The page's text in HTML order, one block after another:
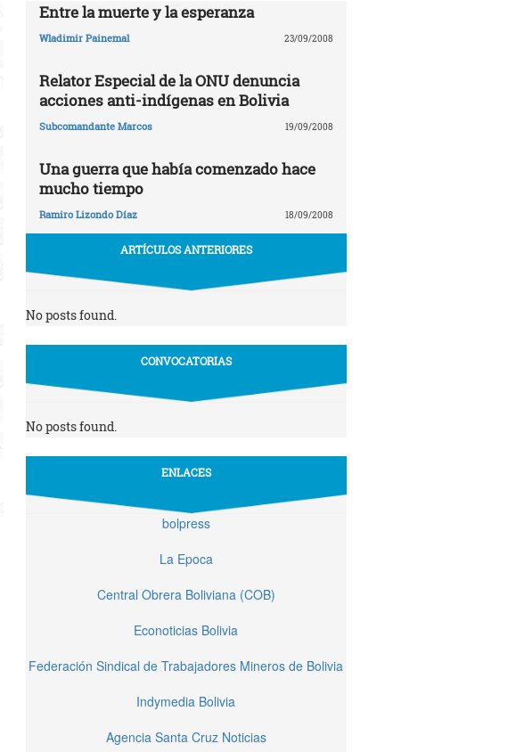
Entre la muerte y la esperanza
Wladimir Painemal 23/09/2008
Relator Especial de la ONU denuncia
acciones anti-indígenas en Bolivia
Subcomandante Marcos 19/09/2008
Una guerra que había comenzado hace
mucho tiempo
Ramiro Lizondo Díaz 18/09/2008
ARTÍCULOS ANTERIORES
No posts found.
CONVOCATORIAS
No posts found.
ENLACES
bolpress
La Epoca
Central Obrera Boliviana (COB)
Econoticias Bolivia
Federación Sindical de Trabajadores Mineros de Bolivia
Indymedia Bolivia
Agencia Santa Cruz Noticias